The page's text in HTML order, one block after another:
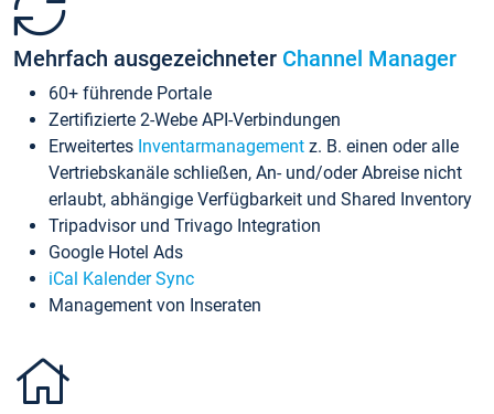
Mehrfach ausgezeichneter Channel Manager
60+ führende Portale
Zertifizierte 2-Webe API-Verbindungen
Erweitertes Inventarmanagement z. B. einen oder alle
Vertriebskanäle schließen, An- und/oder Abreise nicht
erlaubt, abhängige Verfügbarkeit und Shared Inventory
Tripadvisor und Trivago Integration
Google Hotel Ads
iCal Kalender Sync
Management von Inseraten